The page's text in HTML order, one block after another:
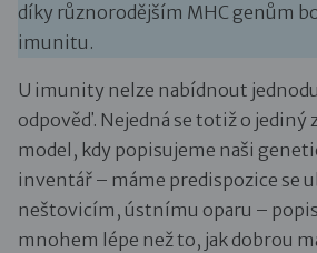
díky různorodějším MHC genům
imunitu.
U imunity nelze nabídnout
odpověď. Nejedná se totiž o jediný
model, kdy popisujeme naši
inventář – máme predispozice se
neštovicím, ústnímu oparu –
mnohem lépe než to, jak dobrou